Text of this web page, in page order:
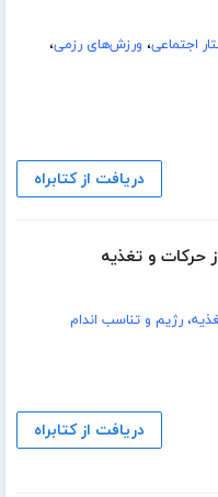
اجتماعی، ورزش‌های رزمی،
دریافت از کتابراه
حرکات و تغذیه
رژیم و تناسب اندام
دریافت از کتابراه